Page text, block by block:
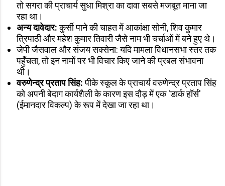
तो सगरा की प्राचार्य सुधा मिश्रा का दावा सबसे मजबूत माना जा
रहा था।
अन्य दावेदार:कुर्सी पाने की चाहत में आकांक्षा सोनी, शिव कुमार
त्रिपाठी और महेश कुमार तिवारी जैसे नाम भी चर्चाओं में बने हुए थे।
जेपी जैसवाल और संजय सक्सेना: यदि मामला विधानसभा स्तर तक
पहुँचता, तो इन नामों पर भी विचार किए जाने की प्रबल संभावना
थी।
वरुणेन्द्र प्रताप सिंह:पीके स्कूल के प्राचार्य वरुणेन्द्र प्रताप सिंह
को अपनी बेदाग कार्यशैली के कारण इस दौड़ में एक 'डार्क हॉर्स'
(ईमानदार विकल्प) के रूप में देखा जा रहा था।